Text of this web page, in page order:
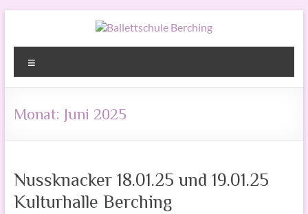
springen
Ballettschule
Berching
Ruth
Monat: Juni 2025
Nussknacker 18.01.25 und 19.01.25
Kulturhalle Berching